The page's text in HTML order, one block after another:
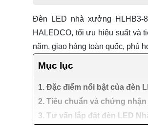
Đèn LED nhà xưởng
HALEDCO, tối ưu hiệu suất và
năm, giao hàng toàn quốc, phù
Mục lục
1. Đặc điểm nổi bật của đèn
2. Tiêu chuẩn và chứng
3. Tư vấn lắp đặt đèn LED